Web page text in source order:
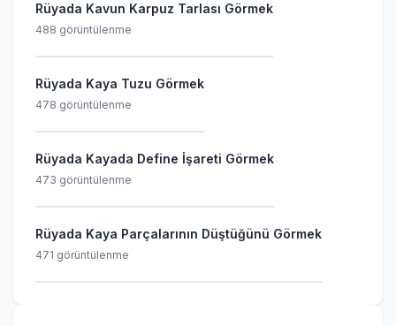
Rüyada Kavun Karpuz Tarlası Görmek
488 görüntülenme
Rüyada Kaya Tuzu Görmek
478 görüntülenme
Rüyada Kayada Define İşareti Görmek
473 görüntülenme
Rüyada Kaya Parçalarının Düştüğünü Görmek
471 görüntülenme